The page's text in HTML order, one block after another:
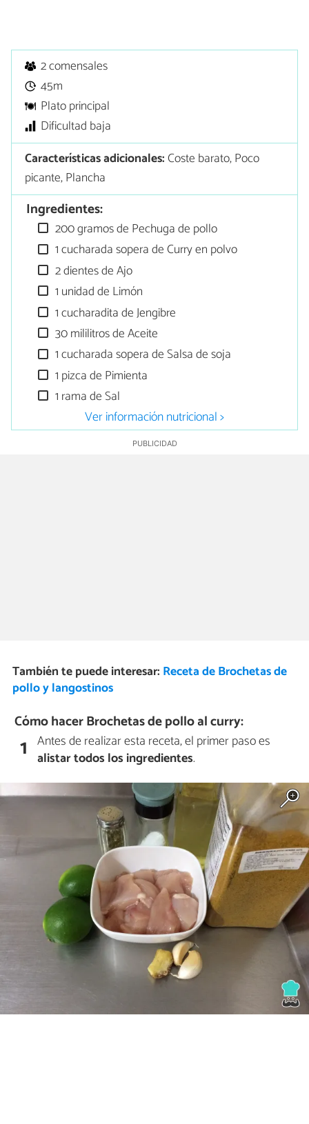
2 comensales
45m
Plato principal
Dificultad baja
Características adicionales:Coste barato, Poco
picante, Plancha
Ingredientes:
200 gramos de Pechuga de pollo
1 cucharada sopera de Curry en polvo
2 dientes de Ajo
1 unidad de Limón
1 cucharadita de Jengibre
30 mililitros de Aceite
1 cucharada sopera de Salsa de soja
1 pizca de Pimienta
1 rama de Sal
Ver información nutricional >
También te puede interesar: Receta de Brochetas de
pollo y langostinos
Cómo hacer Brochetas de pollo al curry:
1 Antes de realizar esta receta, el primer paso es
alistar todos los ingredientes.